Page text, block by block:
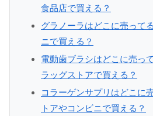
食品店で買える？
グラノーラはどこに売って
ニで買える？
電動歯ブラシはどこに売っ
ラッグストアで買える？
コラーゲンサプリはどこに
トアやコンビニで買える？